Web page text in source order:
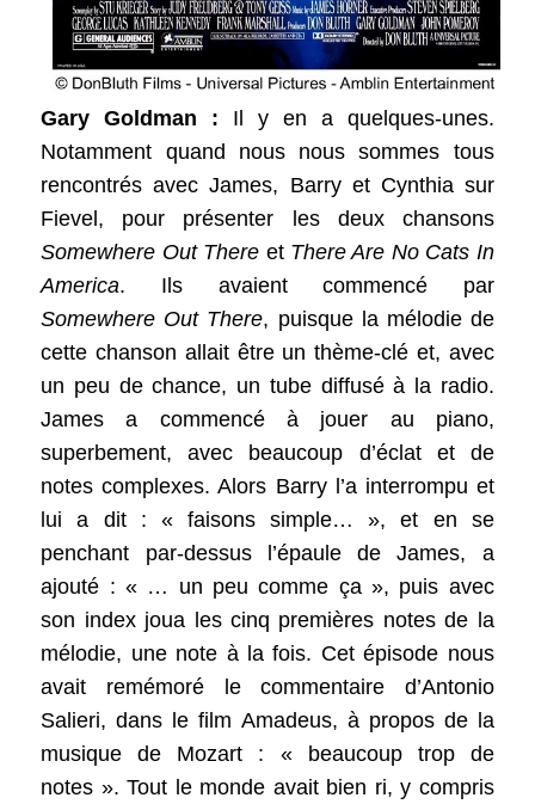
Gary Goldman : Il y en a quelques-unes.
Notamment quand nous nous sommes tous
rencontrés avec James, Barry et Cynthia sur
Fievel, pour présenter les deux chansons
Somewhere Out There et There Are No Cats In
America. Ils avaient commencé par
Somewhere Out There, puisque la mélodie de
cette chanson allait être un thème-clé et, avec
un peu de chance, un tube diffusé à la radio.
James a commencé à jouer au piano,
superbement, avec beaucoup d’éclat et de
notes complexes. Alors Barry l’a interrompu et
lui a dit : « faisons simple… », et en se
penchant par-dessus l’épaule de James, a
ajouté : « … un peu comme ça », puis avec
son index joua les cinq premières notes de la
mélodie, une note à la fois. Cet épisode nous
avait remémoré le commentaire d’Antonio
Salieri, dans le film Amadeus, à propos de la
musique de Mozart : « beaucoup trop de
notes ». Tout le monde avait bien ri, y compris